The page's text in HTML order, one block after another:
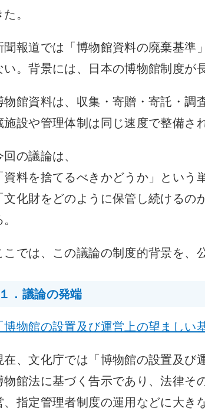
た。
聞報道では「博物館資料の廃棄基準
い。背景には、日本の博物館制度が
物館資料は、収集・寄贈・寄託・調
施設や管理体制は同じ速度で整備さ
回の議論は、
資料を捨てるべきかどうか」という
文化財をどのように保管し続ける
こでは、この議論の制度的背景を、
１．議論の発端
博物館の設置及び運営上の望ましい
在、文化庁では「博物館の設置及び
物館法に基づく告示であり、法律そ
、指定管理者制度の運用などに大き